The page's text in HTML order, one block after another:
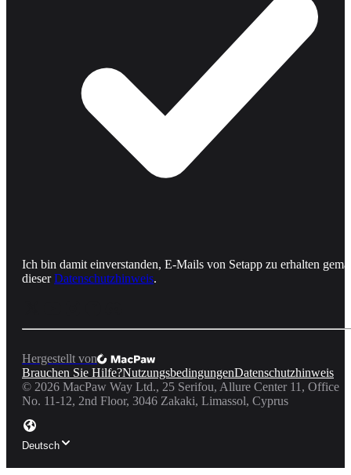
Ich bin damit einverstanden, E-Mails von Setapp zu erhalten
dieser Datenschutzhinweis.
Hergestellt von
Brauchen Sie Hilfe?NutzungsbedingungenDatenschutzhinweis
© 2026 MacPaw Way Ltd., 25 Serifou, Allure Center 11, Office
No. 11-12, 2nd Floor, 3046 Zakaki, Limassol, Cyprus
Deutsch